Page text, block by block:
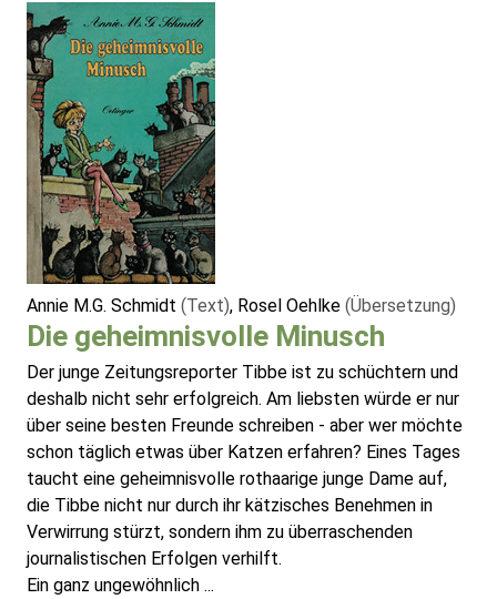
Annie M.G. Schmidt (Text), Rosel Oehlke (Übersetzung)
Die geheimnisvolle Minusch
Der junge Zeitungsreporter Tibbe ist zu schüchtern und
deshalb nicht sehr erfolgreich. Am liebsten würde er nur
über seine besten Freunde schreiben - aber wer möchte
schon täglich etwas über Katzen erfahren? Eines Tages
taucht eine geheimnisvolle rothaarige junge Dame auf,
die Tibbe nicht nur durch ihr kätzisches Benehmen in
Verwirrung stürzt, sondern ihm zu überraschenden
journalistischen Erfolgen verhilft.
Ein ganz ungewöhnlich ...